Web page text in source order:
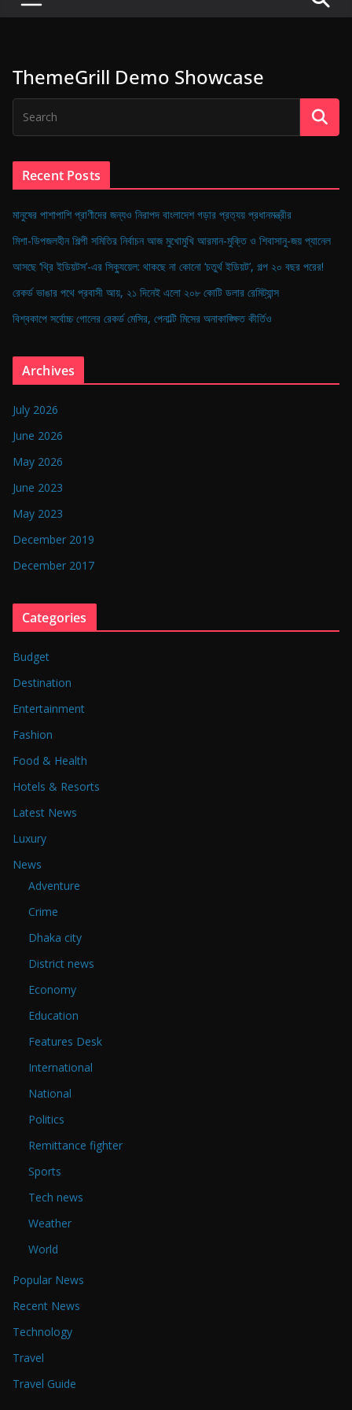
s
e
f
D
i
g
a
l
B
n
g
ThemeGrill Demo Showcase
Recent Posts
মানুষের পাশাপাশি প্রাণীদের জন্যও নিরাপদ বাংলাদেশ গড়ার প্রত্যয় প্রধানমন্ত্রীর
মিশা-ডিপজলহীন শিল্পী সমিতির নির্বাচন আজ মুখোমুখি আরমান-মুক্তি ও শিবাসানু-জয় প্যানেল
আসছে ‘থ্রি ইডিয়টস’-এর সিক্যুয়েল: থাকছে না কোনো ‘চতুর্থ ইডিয়ট’, গল্প ২০ বছর পরের!
রেকর্ড ভাঙার পথে প্রবাসী আয়, ২১ দিনেই এলো ২০৮ কোটি ডলার রেমিট্যান্স
বিশ্বকাপে সর্বোচ্চ গোলের রেকর্ড মেসির, পেনাল্টি মিসের অনাকাঙ্ক্ষিত কীর্তিও
Archives
July 2026
June 2026
May 2026
June 2023
May 2023
December 2019
December 2017
Categories
Budget
Destination
Entertainment
Fashion
Food & Health
Hotels & Resorts
Latest News
Luxury
News
Adventure
Crime
Dhaka city
District news
Economy
Education
Features Desk
International
National
Politics
Remittance fighter
Sports
Tech news
Weather
World
Popular News
Recent News
Technology
Travel
Travel Guide